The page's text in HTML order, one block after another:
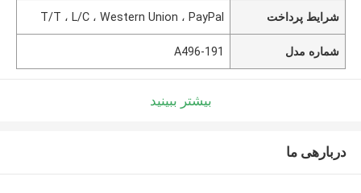
شرایط پرداخت T/T ، L/C ، Western Union ، PayPal
شماره مدل A496-191
بیشتر ببینید
دربارهی ما